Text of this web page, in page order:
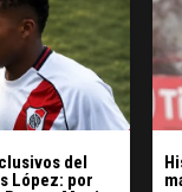
del
López: por